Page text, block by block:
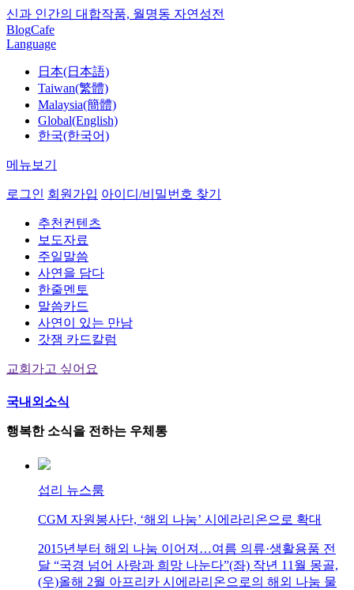
신과 인간의 대합작품, 월명동 자연성전
BlogCafe
Language
日本(日本語)
Taiwan(繁體)
Malaysia(簡體)
Global(English)
한국(한국어)
메뉴보기
로그인 회원가입 아이디/비밀번호 찾기
추천컨텐츠
보도자료
주일말씀
사연을 담다
한줄멘토
말씀카드
사연이 있는 만남
갓잼 카드칼럼
교회가고 싶어요
국내외소식
행복한 소식을 전하는 우체통
섭리 뉴스룸
CGM 자원봉사단, ‘해외 나눔’ 시에라리온으로 확대
2015년부터 해외 나눔 이어져…여름 의류·생활용품 전
달 “국경 넘어 사랑과 희망 나눈다”(좌) 작년 11월 몽골,
(우)올해 2월 아프리카 시에라리온으로의 해외 나눔 물